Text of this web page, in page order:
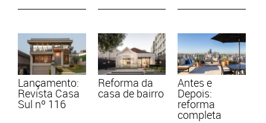
Lançamento:
Revista Casa
Sul nº 116
Reforma da
casa de bairro
Antes e
Depois:
reforma
completa